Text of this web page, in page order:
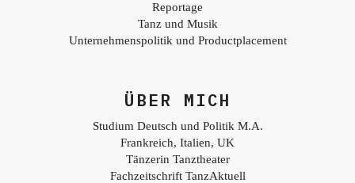
Reportage
Tanz und Musik
Unternehmenspolitik und Productplacement
ÜBER MICH
Studium Deutsch und Politik M.A.
Frankreich, Italien, UK
Tänzerin Tanztheater
Fachzeitschrift TanzAktuell